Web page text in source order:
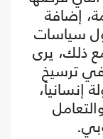
إضافة
سياسات
ذلك، يرى
ترسيخ
إنسانياً،